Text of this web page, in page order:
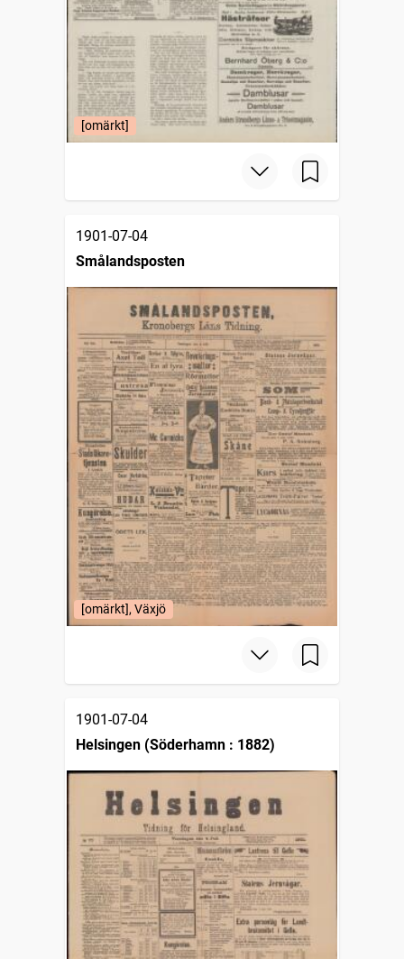
[omärkt]
1901-07-04
Smålandsposten
[omärkt], Växjö
1901-07-04
Helsingen (Söderhamn : 1882)